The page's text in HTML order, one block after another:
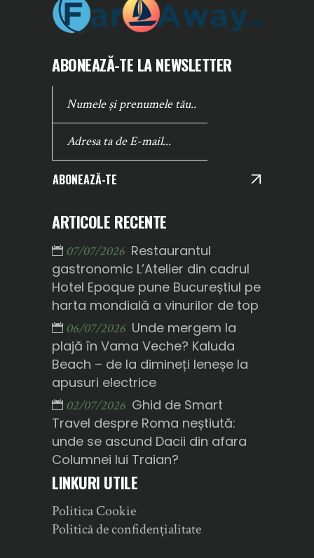
ABONEAZĂ-TE LA NEWSLETTER
ABONEAZĂ-TE
ARTICOLE RECENTE
07/07/2026 Restaurantul
gastronomic L’Atelier din cadrul
Hotel Epoque pune Bucureștiul pe
harta mondială a vinurilor de top
06/07/2026 Unde mergem la
plajă în Vama Veche? Kaluda
Beach – de la dimineți leneșe la
apusuri electrice
02/07/2026 Ghid de Smart
Travel despre Roma neștiută:
unde se ascund Dacii din afara
Columnei lui Traian?
LINKURI UTILE
Politica Cookie
Politică de confidențialitate